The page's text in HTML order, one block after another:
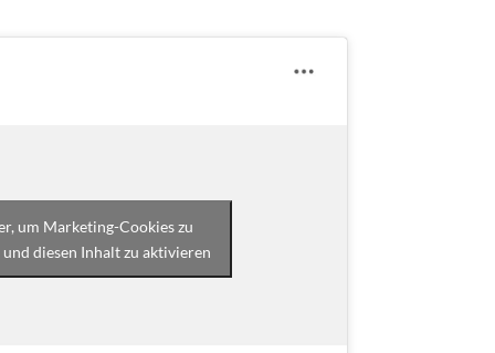
um Marketing-Cookies zu
diesen Inhalt zu aktivieren